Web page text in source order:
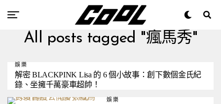
All posts tagged "瘋馬秀"
娛樂
解密 BLACKPINK Lisa 的 6 個小故事：創下數個金氏紀
錄、坐擁千萬豪車超帥！
娛樂